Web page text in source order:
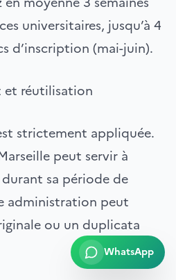
universitaires, jusqu’à 4
d’inscription (mai-juin).
réutilisation
strictement appliquée.
peut servir à
sa période de
administration peut
ou un duplicata
WhatsApp